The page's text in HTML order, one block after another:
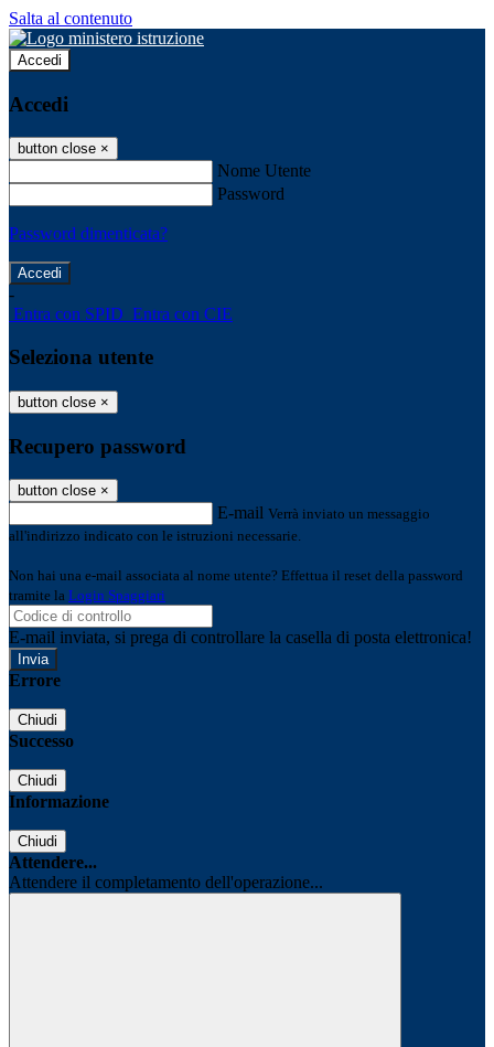
Salta al contenuto
Accedi
Accedi
button close ×
Nome Utente
Password
Password dimenticata?
-
Entra con SPID Entra con CIE
Seleziona utente
button close ×
Recupero password
button close ×
E-mail Verrà inviato un messaggio
all'indirizzo indicato con le istruzioni necessarie.
Non hai una e-mail associata al nome utente? Effettua il reset della password
tramite la Login Spaggiari
E-mail inviata, si prega di controllare la casella di posta elettronica!
Errore
Chiudi
Successo
Chiudi
Informazione
Chiudi
Attendere...
Attendere il completamento dell'operazione...